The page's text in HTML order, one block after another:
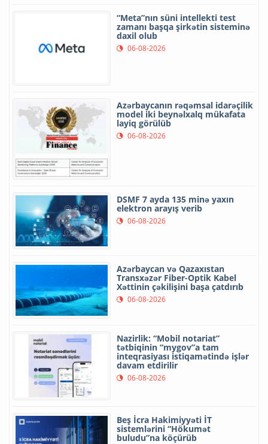
“Meta”nın süni intellekti test
zamanı başqa şirkətin sisteminə
daxil olub
06-08-2026
Azərbaycanın rəqəmsal idarəçilik
model iki beynəlxalq mükafata
layiq görülüb
06-08-2026
DSMF 7 ayda 135 minə yaxın
elektron arayış verib
06-08-2026
Azərbaycan və Qazaxıstan
Transxəzər Fiber-Optik Kabel
Xəttinin çəkilişini başa çatdırıb
06-08-2026
Nazirlik: “Mobil notariat”
tətbiqinin “mygov”a tam
inteqrasiyası istiqamətində işlər
davam etdirilir
06-08-2026
Beş İcra Hakimiyyəti İT
sistemlərini “Hökumət
buludu”na köçürüb